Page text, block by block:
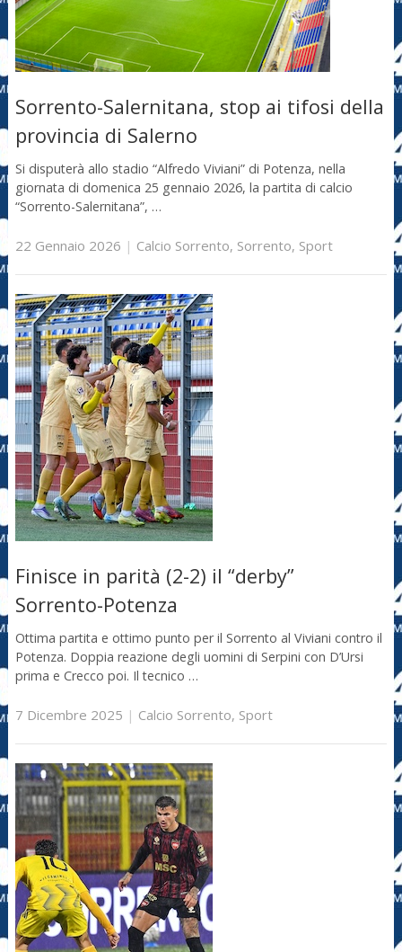
Sorrento-Salernitana, stop ai tifosi della
provincia di Salerno
Si disputerà allo stadio “Alfredo Viviani” di Potenza, nella
giornata di domenica 25 gennaio 2026, la partita di calcio
“Sorrento-Salernitana”, …
22 Gennaio 2026 | Calcio Sorrento, Sorrento, Sport
Finisce in parità (2-2) il “derby”
Sorrento-Potenza
Ottima partita e ottimo punto per il Sorrento al Viviani contro il
Potenza. Doppia reazione degli uomini di Serpini con D’Ursi
prima e Crecco poi. Il tecnico …
7 Dicembre 2025 | Calcio Sorrento, Sport